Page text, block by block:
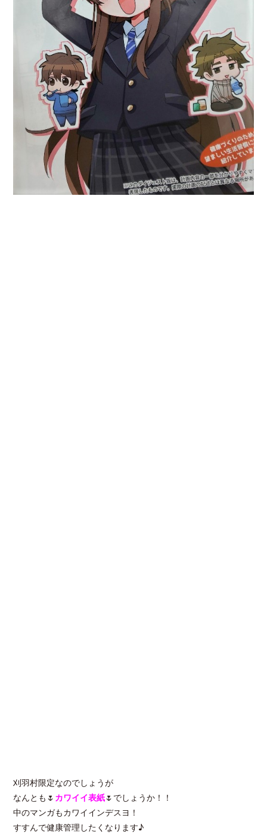
刈羽村限定なのでしょうが
なんとも🌷 カワイイ表紙🌷でしょうか！！
中のマンガもカワイインデスヨ！
すすんで健康管理したくなります♪